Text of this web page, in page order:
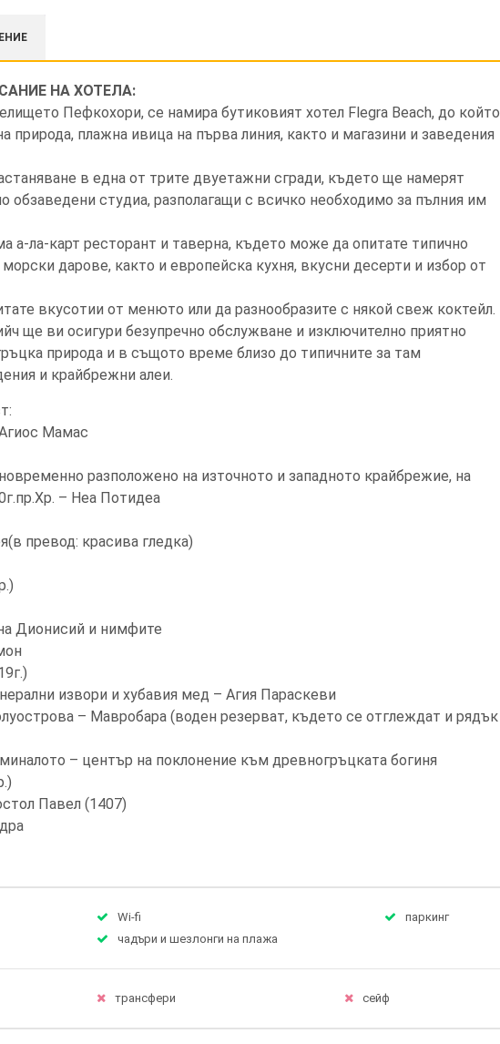
НА ХОТЕЛА:
Пефкохори, се намира бутиковият хотел Flegra Beach, до който
природа, плажна ивица на първа линия, както и магазини и заведения
в една от трите двуетажни сгради, където ще намерят
обзаведени студиа, разполагащи с всичко необходимо за пълния им
а-ла-карт ресторант и таверна, където може да опитате типично
дарове, както и европейска кухня, вкусни десерти и избор от
вкусотии от менюто или да разнообразите с някой свеж коктейл.
ще ви осигури безупречно обслужване и изключително приятно
природа и в същото време близо до типичните за там
и крайбрежни алеи.
Мамас
разположено на източното и западното крайбрежие, на
– Неа Потидеа
превод: красива гледка)
Дионисий и нимфите
извори и хубавия мед – Агия Параскеви
– Мавробара (воден резерват, където се отглеждат и рядък
– център на поклонение към древногръцката богиня
Павел (1407)
Wi-fi
паркинг
чадъри и шезлонги на плажа
трансфери сейф